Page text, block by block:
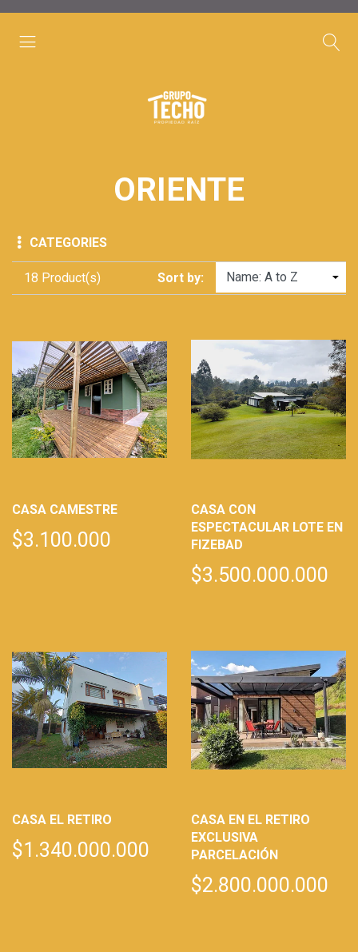
ORIENTE
CATEGORIES
18 Product(s) Sort by:
CASA CAMESTRE
$3.100.000
CASA CON
ESPECTACULAR LOTE EN
FIZEBAD
$3.500.000.000
CASA EL RETIRO
$1.340.000.000
CASA EN EL RETIRO
EXCLUSIVA
PARCELACIÓN
$2.800.000.000